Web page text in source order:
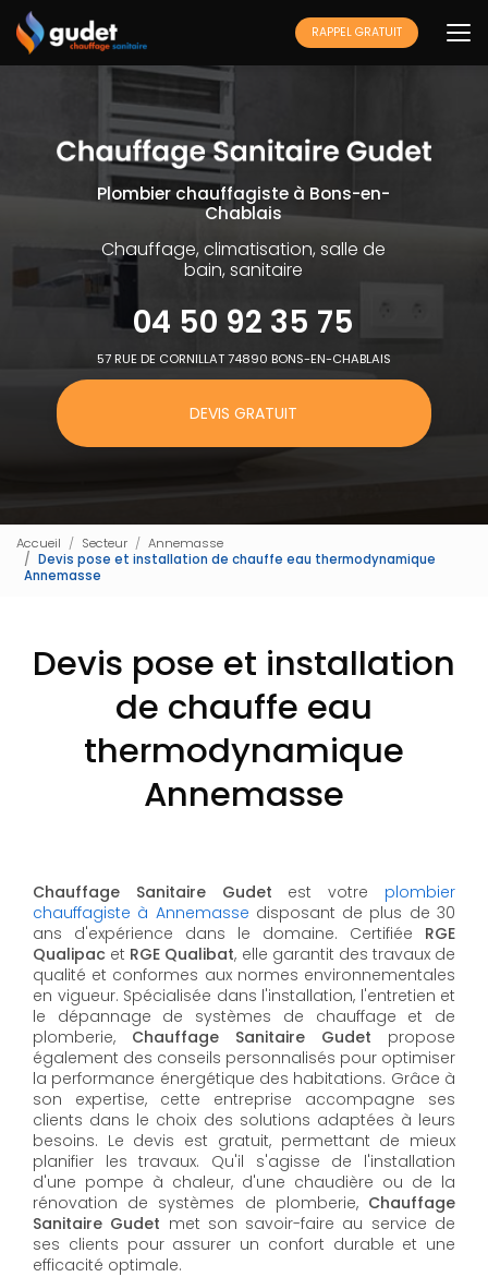
Aller
au
contenu
principal
RAPPEL GRATUIT
Plombier chauffagiste à Bons-en-
Chablais
Chauffage, climatisation, salle de
bain, sanitaire
04 50 92 35 75
57 RUE DE CORNILLAT 74890 BONS-EN-CHABLAIS
DEVIS GRATUIT
Accueil Secteur
Annemasse
Devis pose et installation de chauffe eau thermodynamique
Annemasse
Devis pose et installation
de chauffe eau
thermodynamique
Annemasse
Chauffage Sanitaire Gudet est votre plombier
chauffagiste à Annemasse disposant de plus de 30
ans d'expérience dans le domaine. Certifiée RGE
Qualipac et RGE Qualibat, elle garantit des travaux de
qualité et conformes aux normes environnementales
en vigueur. Spécialisée dans l'installation, l'entretien et
le dépannage de systèmes de chauffage et de
plomberie, Chauffage Sanitaire Gudet propose
également des conseils personnalisés pour optimiser
la performance énergétique des habitations. Grâce à
son expertise, cette entreprise accompagne ses
clients dans le choix des solutions adaptées à leurs
besoins. Le devis est gratuit, permettant de mieux
planifier les travaux. Qu'il s'agisse de l'installation
d'une pompe à chaleur, d'une chaudière ou de la
rénovation de systèmes de plomberie,Chauffage
Sanitaire Gudet met son savoir-faire au service de
ses clients pour assurer un confort durable et une
efficacité optimale.